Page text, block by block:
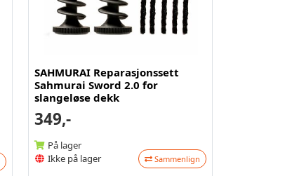
SAHMURAI Reparasjonssett
Sahmurai Sword 2.0 for
slangeløse dekk
349,-
På lager
Ikke på lager
Sammenlign